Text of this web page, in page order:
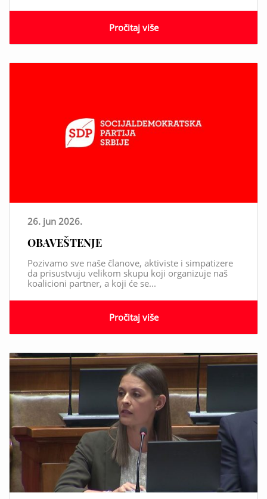
Pročitaj više
26. jun 2026.
OBAVEŠTENJE
Pozivamo sve naše članove, aktiviste i simpatizere
da prisustvuju velikom skupu koji organizuje naš
koalicioni partner, a koji će se...
Pročitaj više